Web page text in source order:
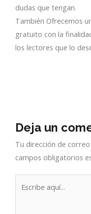
dudas que tengan.
También Ofrecemos
gratuito con la
los lectores que lo
Deja un
Tu dirección de
campos obligatorios